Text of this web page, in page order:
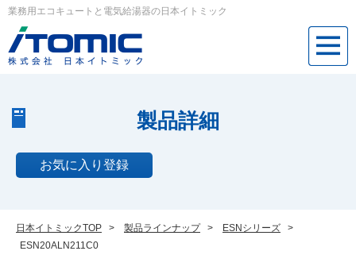
業務用エコキュートと電気給湯器の日本イトミック
製品詳細
お気に入り登録
日本イトミックTOP > 製品ラインナップ > ESNシリーズ
>
ESN20ALN211C0